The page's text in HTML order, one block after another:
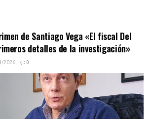
de Santiago Vega «El fiscal Del
detalles de la investigación»
2026 0